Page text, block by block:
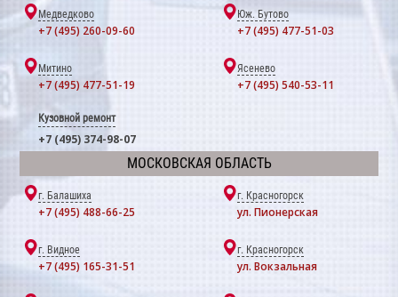
Медведково
+7 (495) 260-09-60
Юж. Бутово
+7 (495) 477-51-03
Митино
+7 (495) 477-51-19
Ясенево
+7 (495) 540-53-11
Кузовной ремонт
+7 (495) 374-98-07
МОСКОВСКАЯ ОБЛАСТЬ
г. Балашиха
+7 (495) 488-66-25
г. Красногорск
ул. Пионерская
г. Видное
+7 (495) 165-31-51
г. Красногорск
ул. Вокзальная